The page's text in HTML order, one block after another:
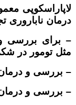
لاپاراسکوپی
درمان ناباروری
– برای بررسی
مثل تومور در
– بررسی و درمان
– بررسی و